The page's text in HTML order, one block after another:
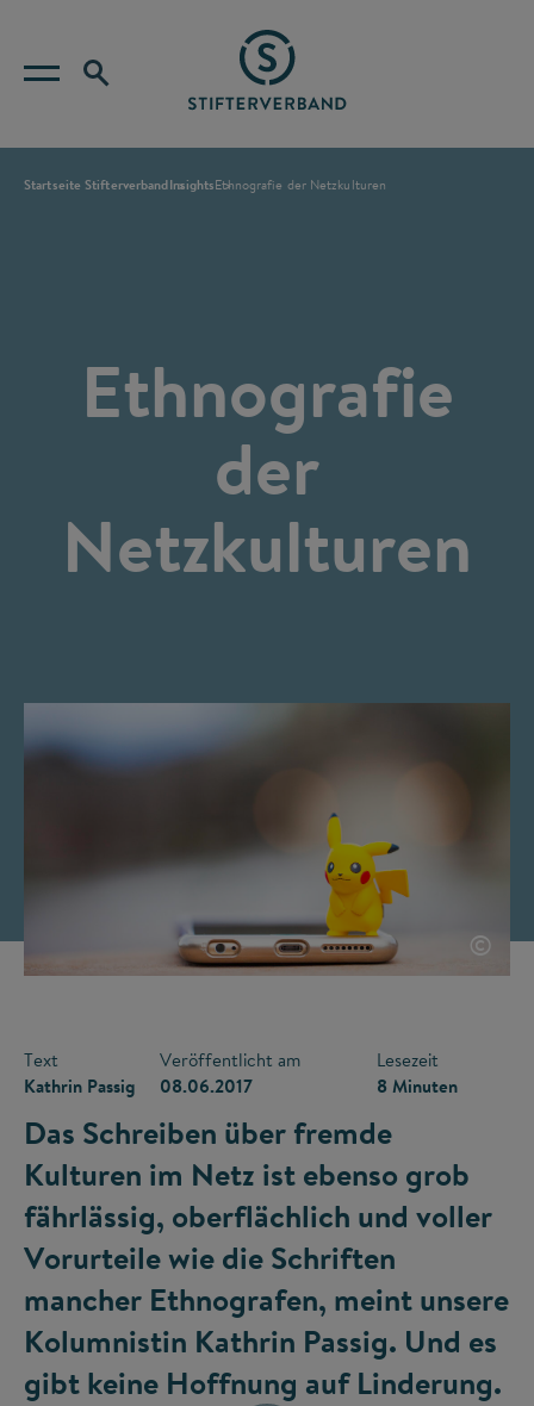
Startseite StifterverbandInsightsEthnografie der Netzkulturen
Ethnografie
der
Netzkulturen
©
Text
Kathrin Passig
Veröffentlicht am
08.06.2017
Lesezeit
8 Minuten
Das Schreiben über fremde
Kulturen im Netz ist ebenso grob
fährlässig, oberflächlich und voller
Vorurteile wie die Schriften
mancher Ethnografen, meint unsere
Kolumnistin Kathrin Passig. Und es
gibt keine Hoffnung auf Linderung.